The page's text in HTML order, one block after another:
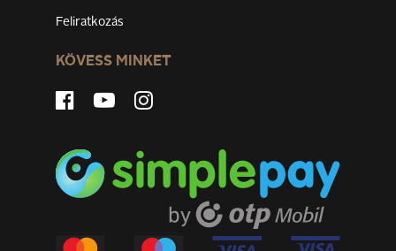
Feliratkozás
KÖVESS MINKET